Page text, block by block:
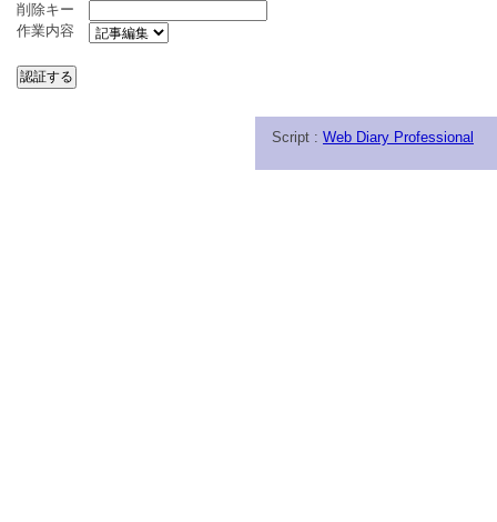
削除キー
作業内容
Script : Web Diary Professional